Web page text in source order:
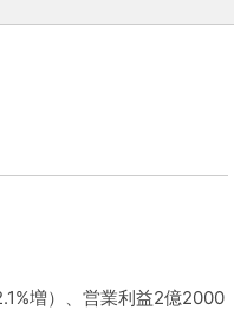
増）、営業利益2億2000